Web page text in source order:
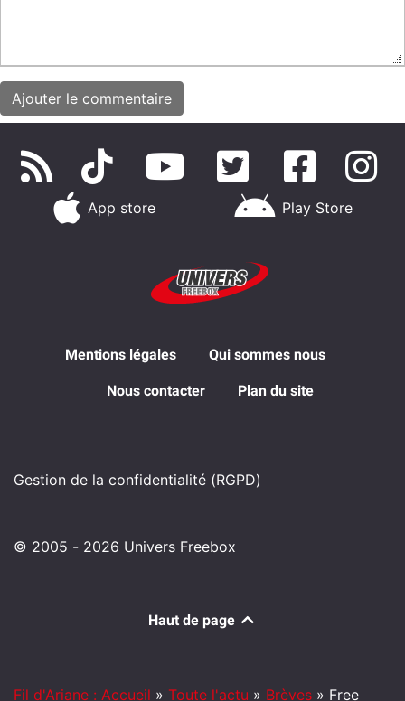
App store Play Store
Mentions légales Qui sommes nous
Nous contacter Plan du site
Gestion de la confidentialité (RGPD)
© 2005 - 2026 Univers Freebox
Haut de page
Fil d'Ariane : Accueil » Toute l'actu » Brèves » Free